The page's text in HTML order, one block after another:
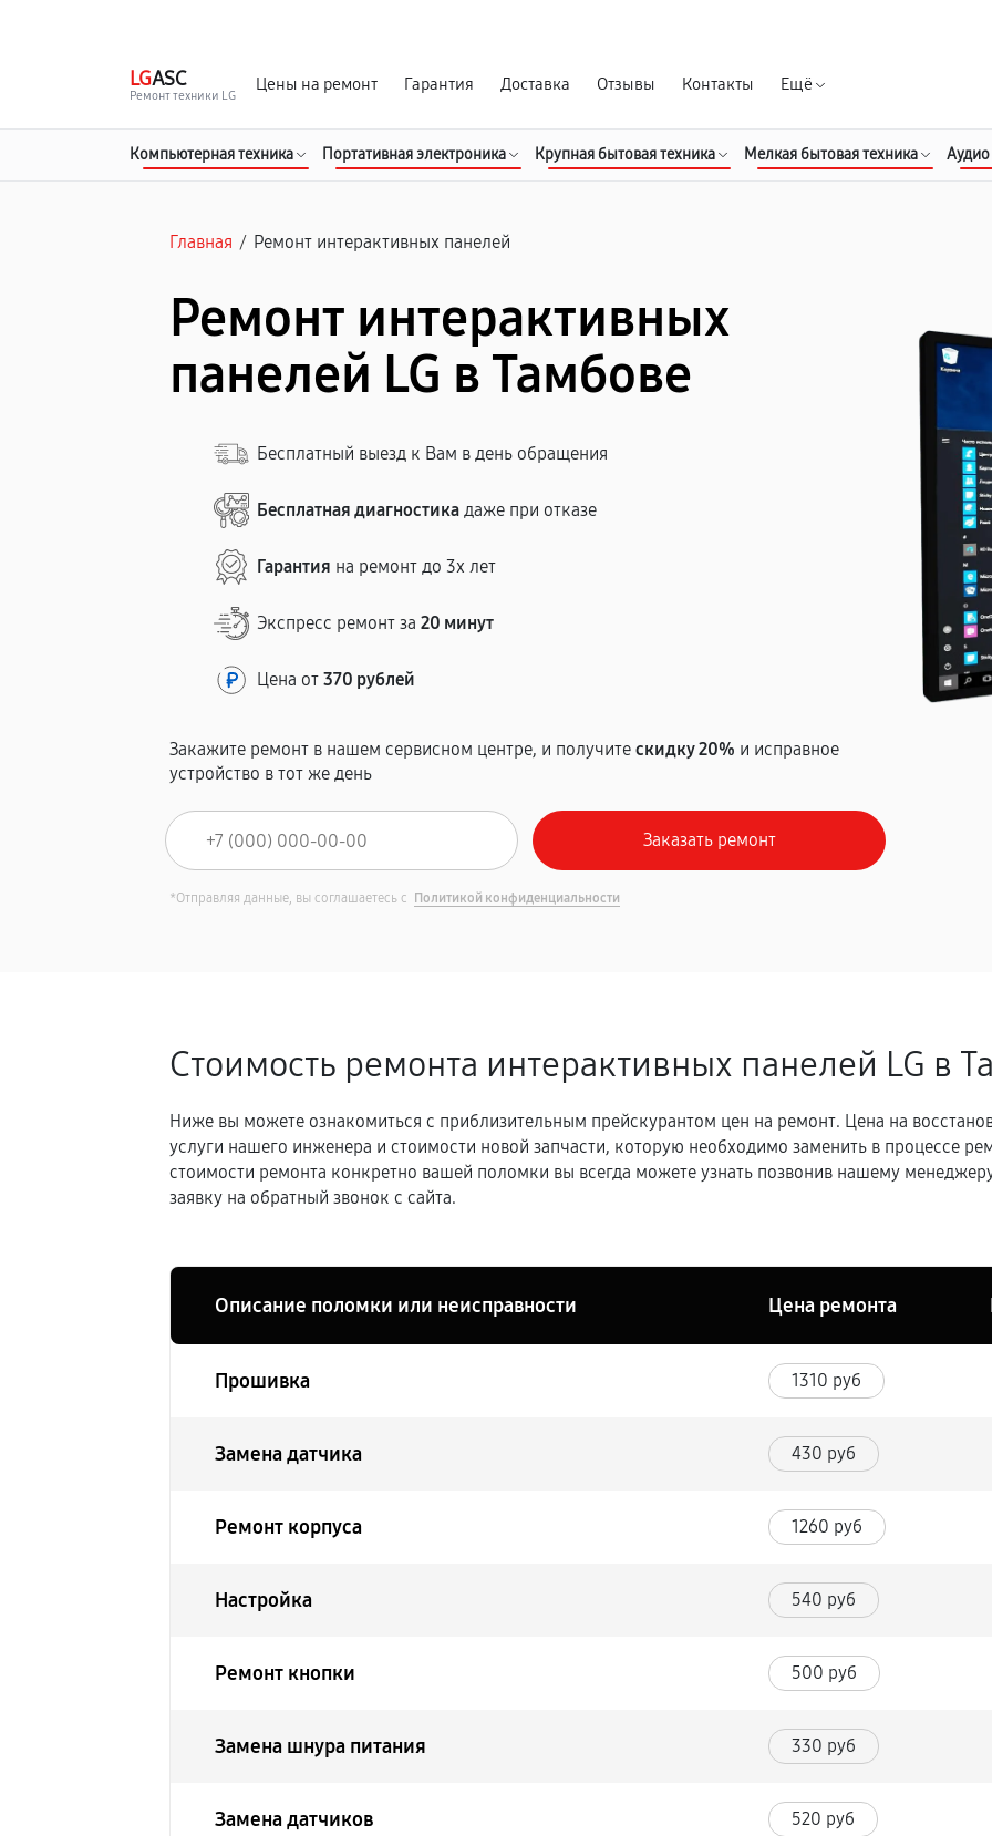
LGASC
Ремонт техники LG
Цены на ремонт Гарантия Доставка Отзывы Контакты Ещё
Компьютерная техника Портативная электроника Крупная бытовая техника Мелкая бытовая техника Аудио
Главная / Ремонт интерактивных панелей
Ремонт интерактивных
панелей LG в Тамбове
Бесплатный выезд к Вам в день обращения
Бесплатная диагностика даже при отказе
Гарантия на ремонт до 3х лет
Экспресс ремонт за20 минут
Цена от370 рублей
Закажите ремонт в нашем сервисном центре, и получитескидку 20% и исправное
устройство в тот же день
*Отправляя данные, вы соглашаетесь с Политикой конфиденциальности
Стоимость ремонта интерактивных панелей LG в
Ниже вы можете ознакомиться с приблизительным прейскурантом цен на ремонт. Цена на
услуги нашего инженера и стоимости новой запчасти, которую необходимо заменить в процессе
стоимости ремонта конкретно вашей поломки вы всегда можете узнать позвонив нашему
заявку на обратный звонок с сайта.
Описание поломки или неисправности Цена ремонта
Прошивка 1310 руб
Замена датчика 430 руб
Ремонт корпуса 1260 руб
Настройка 540 руб
Ремонт кнопки 500 руб
Замена шнура питания 330 руб
Замена датчиков 520 руб